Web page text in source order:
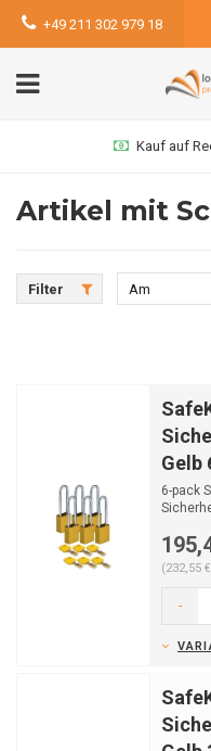
+49 211 302 979 18
Kauf auf
Artikel mit
Filter
Am
Gelb
6-pack
(232,55
-